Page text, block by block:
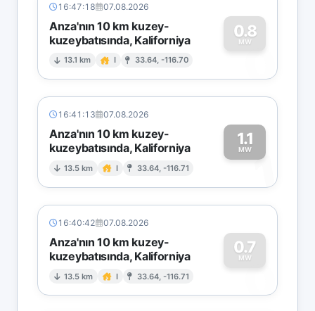
16:47:18 07.08.2026
Anza'nın 10 km kuzey-
kuzeybatısında, Kaliforniya
13.1 km I 33.64, -116.70
0.8
MW
0
16:41:13 07.08.2026
Anza'nın 10 km kuzey-
kuzeybatısında, Kaliforniya
13.5 km I 33.64, -116.71
1.1
MW1
16:40:42 07.08.2026
Anza'nın 10 km kuzey-
kuzeybatısında, Kaliforniya
13.5 km I 33.64, -116.71
0.7
MW
0